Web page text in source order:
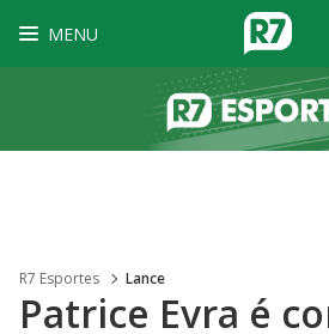
MENU
R7 Esportes Lance
Patrice Evra é